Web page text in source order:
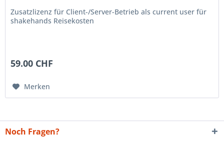
Zusatzlizenz für Client-/Server-Betrieb als current user für
shakehands Reisekosten
59.00 CHF
Merken
Noch Fragen?